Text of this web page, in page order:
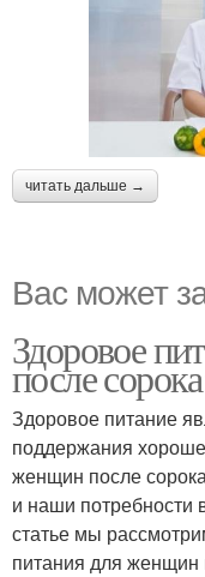
читать дальше →
Вас может
Здоровое
после
Здоровое питание
поддержания
женщин после
и наши потребности
статье мы
питания для женщин